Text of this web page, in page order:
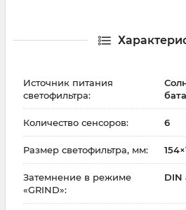
Источник питания
светофильтра:
Количество сенсоров: 6
Размер светофильтра, мм:
Затемнение в режиме
«GRIND»:
DIN